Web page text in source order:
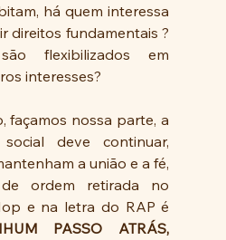
há quem interessa
direitos fundamentais ?
flexibilizados em
interesses?
façamos nossa parte, a
deve continuar,
a união e a fé,
ordem retirada no
PASSO ATRÁS,